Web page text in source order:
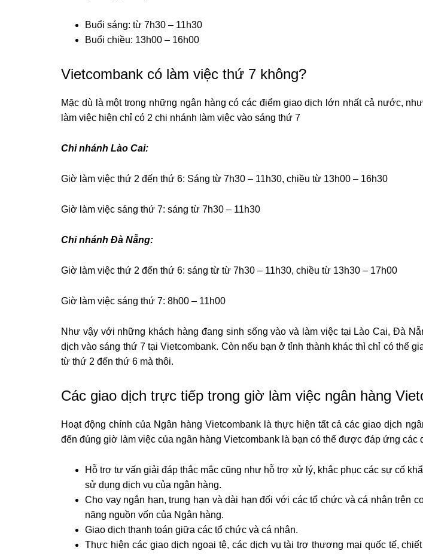
Buổi sáng: từ 7h30 – 11h30
Buổi chiều: 13h00 – 16h00
Vietcombank có làm việc thứ 7 không?
Mặc dù là một trong những ngân hàng có các điểm giao dịch lớn nhất cả nước,
làm việc hiện chỉ có 2 chi nhánh làm việc vào sáng thứ 7
Chi nhánh Lào Cai:
Giờ làm việc thứ 2 đến thứ 6: Sáng từ 7h30 – 11h30, chiều từ 13h00 – 16h30
Giờ làm việc sáng thứ 7: sáng từ 7h30 – 11h30
Chi nhánh Đà Nẵng:
Giờ làm việc thứ 2 đến thứ 6: sáng từ từ 7h30 – 11h30, chiều từ 13h30 – 17h00
Giờ làm việc sáng thứ 7: 8h00 – 11h00
Như vậy với những khách hàng đang sinh sống vào và làm việc tại Lào Cai, Đà
dịch vào sáng thứ 7 tại Vietcombank. Còn nếu bạn ở tỉnh thành khác thì chỉ có thể
từ thứ 2 đến thứ 6 mà thôi.
Các giao dịch trực tiếp trong giờ làm việc ngân hàng
Hoạt động chính của Ngân hàng Vietcombank là thực hiện tất cả các giao dịch
đến đúng giờ làm việc của ngân hàng Vietcombank là bạn có thể được đáp ứng các
Hỗ trợ tư vấn giải đáp thắc mắc cũng như hỗ trợ xử lý, khắc phục các sự cố
sử dụng dịch vụ của ngân hàng.
Cho vay ngắn hạn, trung hạn và dài hạn đối với các tổ chức và cá nhân trên
năng nguồn vốn của Ngân hàng.
Giao dịch thanh toán giữa các tổ chức và cá nhân.
Thực hiện các giao dịch ngoại tệ, các dịch vụ tài trợ thương mại quốc tế,